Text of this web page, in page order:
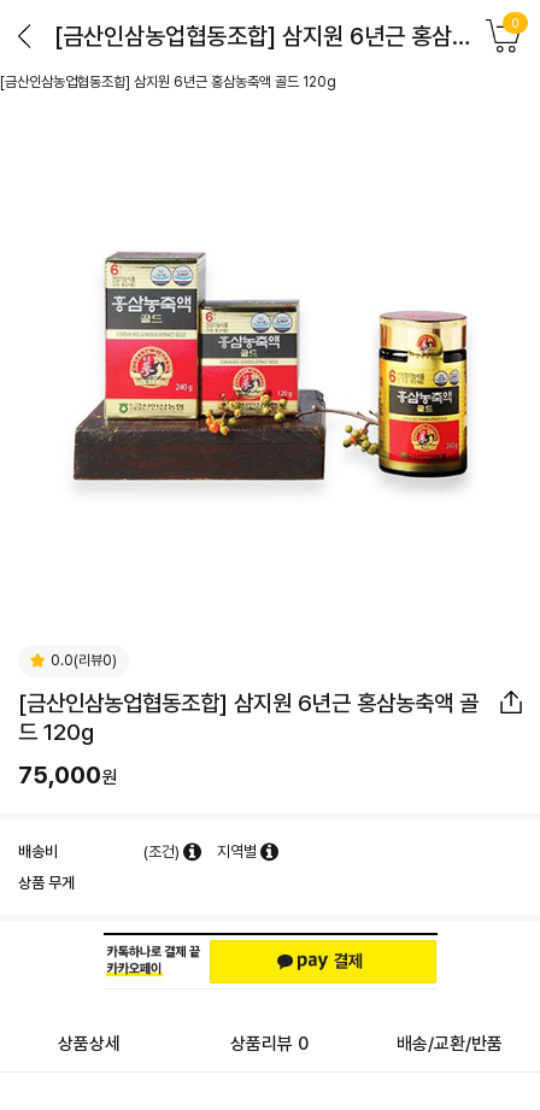
[금산인삼농업협동조합] 삼지원 6년근 홍삼농축액 골드 120g 0
[금산인삼농업협동조합] 삼지원 6년근 홍삼농축액 골드 120g
0.0(리뷰0)
[금산인삼농업협동조합] 삼지원 6년근 홍삼농축액 골
드 120g
75,000원
배송비 (조건)
지역별
상품 무게
상품상세 상품리뷰 0 배송/교환/반품